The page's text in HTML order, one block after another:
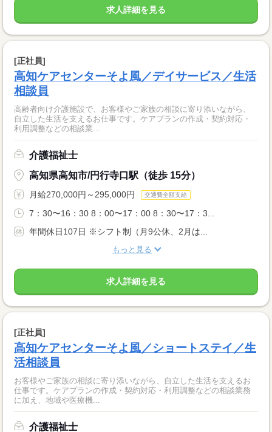
求人詳細を見る
[正社員]
高知ケアセンターそよ風／デイサービス／生活
相談員
高齢者向け介護施設で、お客様やご家族の相談に寄り添いながら、
自立した生活を支えるお仕事です。ケアプランの作成・契約対応・
利用調整などの相談業...
介護福祉士
高知県高知市/円行寺口駅（徒歩 15分）
月給270,000円～295,000円 交通費全額支給
7：30〜16：30 8：00〜17：00 8：30〜17：3...
年間休日107日 ※シフト制（月9公休、2月は...
もっと見る
求人詳細を見る
[正社員]
高知ケアセンターそよ風／ショートステイ／生
活相談員
お客様やご家族の相談に寄り添いながら、自立した生活を支えるお
仕事です。ケアプランの作成・契約対応・利用調整などの相談業務
に加え、地域や医療機...
介護福祉士